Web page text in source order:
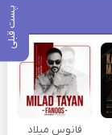
پست قبلی
فانوس میلاد